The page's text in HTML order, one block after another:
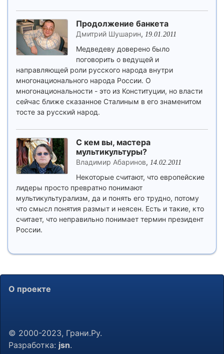
Продолжение банкета
Дмитрий Шушарин, 19.01.2011
Медведеву доверено было
поговорить о ведущей и
направляющей роли русского народа внутри
многонационального народа России. О
многонациональности - это из Конституции, но власти
сейчас ближе сказанное Сталиным в его знаменитом
тосте за русский народ.
С кем вы, мастера
мультикультуры?
Владимир Абаринов, 14.02.2011
Некоторые считают, что европейские
лидеры просто превратно понимают
мультикультурализм, да и понять его трудно, потому
что смысл понятия размыт и неясен. Есть и такие, кто
считает, что неправильно понимает термин президент
России.
О проекте
© 2000-2023, Грани.Ру.
Разработка: jsn.